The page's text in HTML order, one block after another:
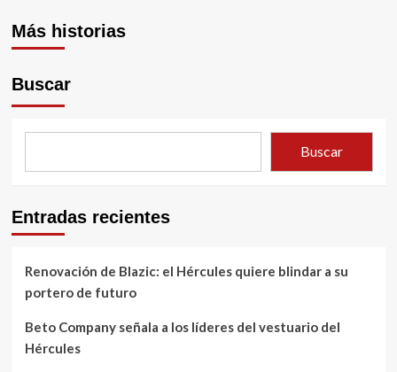
Más historias
Buscar
Buscar
Entradas recientes
Renovación de Blazic: el Hércules quiere blindar a su
portero de futuro
Beto Company señala a los líderes del vestuario del
Hércules